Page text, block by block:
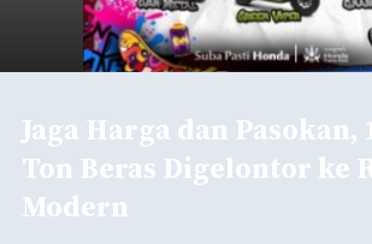
Jaga Harga dan Pasokan,
Ton Beras Digelontor ke
Modern